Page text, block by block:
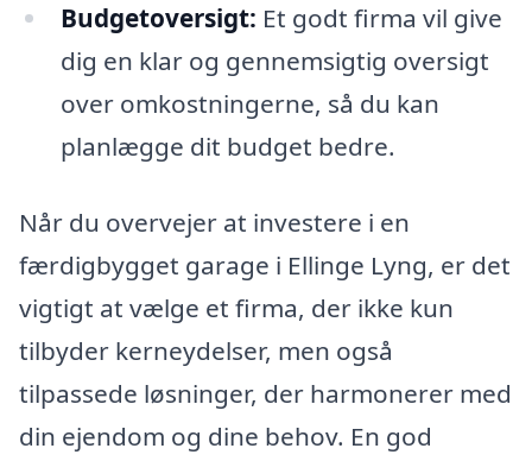
Budgetoversigt: Et godt firma vil give
dig en klar og gennemsigtig oversigt
over omkostningerne, så du kan
planlægge dit budget bedre.
Når du overvejer at investere i en
færdigbygget garage i Ellinge Lyng, er det
vigtigt at vælge et firma, der ikke kun
tilbyder kerneydelser, men også
tilpassede løsninger, der harmonerer med
din ejendom og dine behov. En god